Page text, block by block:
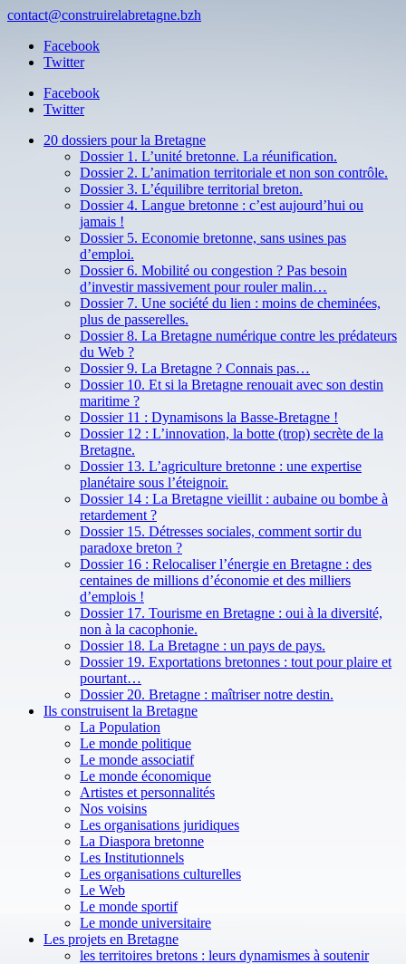
contact@construirelabretagne.bzh
Facebook
Twitter
Facebook
Twitter
20 dossiers pour la Bretagne
Dossier 1. L’unité bretonne. La réunification.
Dossier 2. L’animation territoriale et non son contrôle.
Dossier 3. L’équilibre territorial breton.
Dossier 4. Langue bretonne : c’est aujourd’hui ou
jamais !
Dossier 5. Economie bretonne, sans usines pas
d’emploi.
Dossier 6. Mobilité ou congestion ? Pas besoin
d’investir massivement pour rouler malin…
Dossier 7. Une société du lien : moins de cheminées,
plus de passerelles.
Dossier 8. La Bretagne numérique contre les prédateurs
du Web ?
Dossier 9. La Bretagne ? Connais pas…
Dossier 10. Et si la Bretagne renouait avec son destin
maritime ?
Dossier 11 : Dynamisons la Basse-Bretagne !
Dossier 12 : L’innovation, la botte (trop) secrète de la
Bretagne.
Dossier 13. L’agriculture bretonne : une expertise
planétaire sous l’éteignoir.
Dossier 14 : La Bretagne vieillit : aubaine ou bombe à
retardement ?
Dossier 15. Détresses sociales, comment sortir du
paradoxe breton ?
Dossier 16 : Relocaliser l’énergie en Bretagne : des
centaines de millions d’économie et des milliers
d’emplois !
Dossier 17. Tourisme en Bretagne : oui à la diversité,
non à la cacophonie.
Dossier 18. La Bretagne : un pays de pays.
Dossier 19. Exportations bretonnes : tout pour plaire et
pourtant…
Dossier 20. Bretagne : maîtriser notre destin.
Ils construisent la Bretagne
La Population
Le monde politique
Le monde associatif
Le monde économique
Artistes et personnalités
Nos voisins
Les organisations juridiques
La Diaspora bretonne
Les Institutionnels
Les organisations culturelles
Le Web
Le monde sportif
Le monde universitaire
Les projets en Bretagne
les territoires bretons : leurs dynamismes à soutenir